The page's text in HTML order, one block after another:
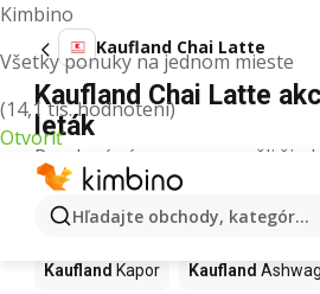
Kimbino
Všetky ponuky na jednom mieste
(14,1 tis. hodnotení)
Otvoriť
Hľadajte obchody,
Kaufland Chai Latte
Kaufland Chai Latte
leták
Pre daný výraz sme nenašli
Ďalšie produkty v
Kaufland
Kaufland Kapor Kaufland